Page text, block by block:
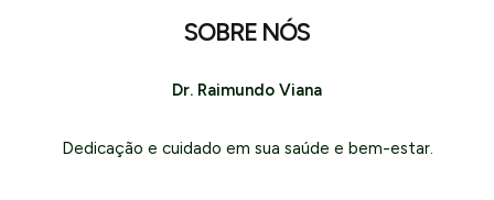
SOBRE NÓS
Dr. Raimundo Viana
Dedicação e cuidado em sua saúde e bem-estar.